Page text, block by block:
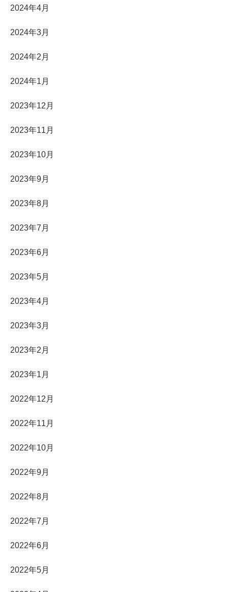
2024年4月
2024年3月
2024年2月
2024年1月
2023年12月
2023年11月
2023年10月
2023年9月
2023年8月
2023年7月
2023年6月
2023年5月
2023年4月
2023年3月
2023年2月
2023年1月
2022年12月
2022年11月
2022年10月
2022年9月
2022年8月
2022年7月
2022年6月
2022年5月